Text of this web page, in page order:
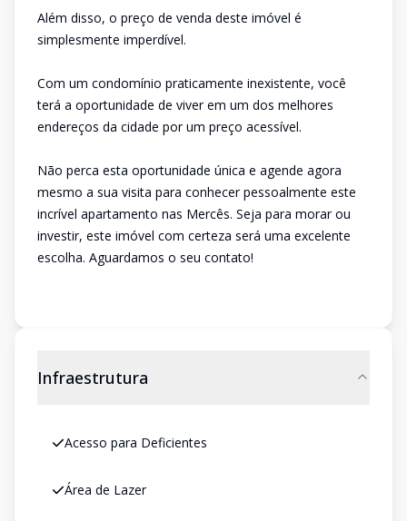
Além disso, o preço de venda deste imóvel é
simplesmente imperdível.
Com um condomínio praticamente inexistente, você
terá a oportunidade de viver em um dos melhores
endereços da cidade por um preço acessível.
Não perca esta oportunidade única e agende agora
mesmo a sua visita para conhecer pessoalmente este
incrível apartamento nas Mercês. Seja para morar ou
investir, este imóvel com certeza será uma excelente
escolha. Aguardamos o seu contato!
Infraestrutura
Acesso para Deficientes
Área de Lazer